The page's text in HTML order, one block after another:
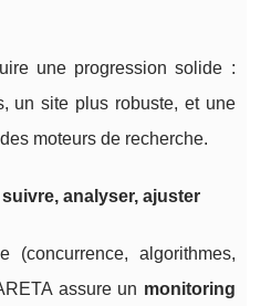
une progression solide :
un site plus robuste, et une
moteurs de recherche.
analyser, ajuster
(concurrence, algorithmes,
assure un monitoring